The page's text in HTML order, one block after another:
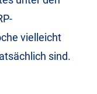
vielleicht
sind.